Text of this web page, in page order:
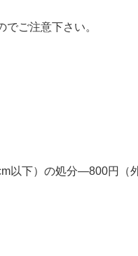
ご注意下さい。
以下）の処分—800円（